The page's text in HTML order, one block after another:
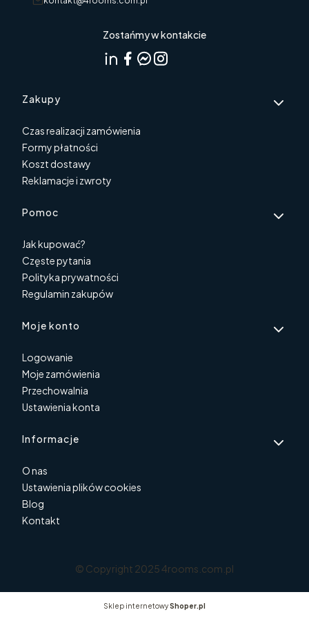
Zostańmy w kontakcie
Linki w stopce
Zakupy
Czas realizacji zamówienia
Formy płatności
Koszt dostawy
Reklamacje i zwroty
Pomoc
Jak kupować?
Częste pytania
Polityka prywatności
Regulamin zakupów
Moje konto
Logowanie
Moje zamówienia
Przechowalnia
Ustawienia konta
Informacje
O nas
Ustawienia plików cookies
Blog
Kontakt
© Copyright 2025 4rooms.com.pl
Sklep internetowyShoper.pl